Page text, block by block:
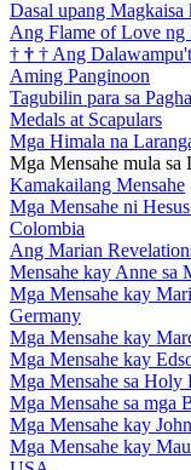
Dasal upang
Ang Flame of Love ng
† † † Ang
Aming Panginoon
Tagubilin para sa
Medals at Scapulars
Mga Himala na
Mga Mensahe mula sa
Kamakailang Mensahe
Mga Mensahe ni
Colombia
Ang Marian
Mensahe kay Anne sa
Mga Mensahe kay
Germany
Mga Mensahe kay
Mga Mensahe kay
Mga Mensahe sa
Mga Mensahe sa mga
Mga Mensahe kay
Mga Mensahe kay